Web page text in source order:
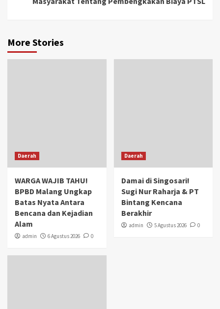
More Stories
Daerah
WARGA WAJIB TAHU!
BPBD Malang Ungkap
Batas Nyata Antara
Bencana dan Kejadian
Alam
admin 6 Agustus 2026 0
Daerah
Damai di Singosari!
Sugi Nur Raharja & PT
Bintang Kencana
Berakhir
admin 5 Agustus 2026 0